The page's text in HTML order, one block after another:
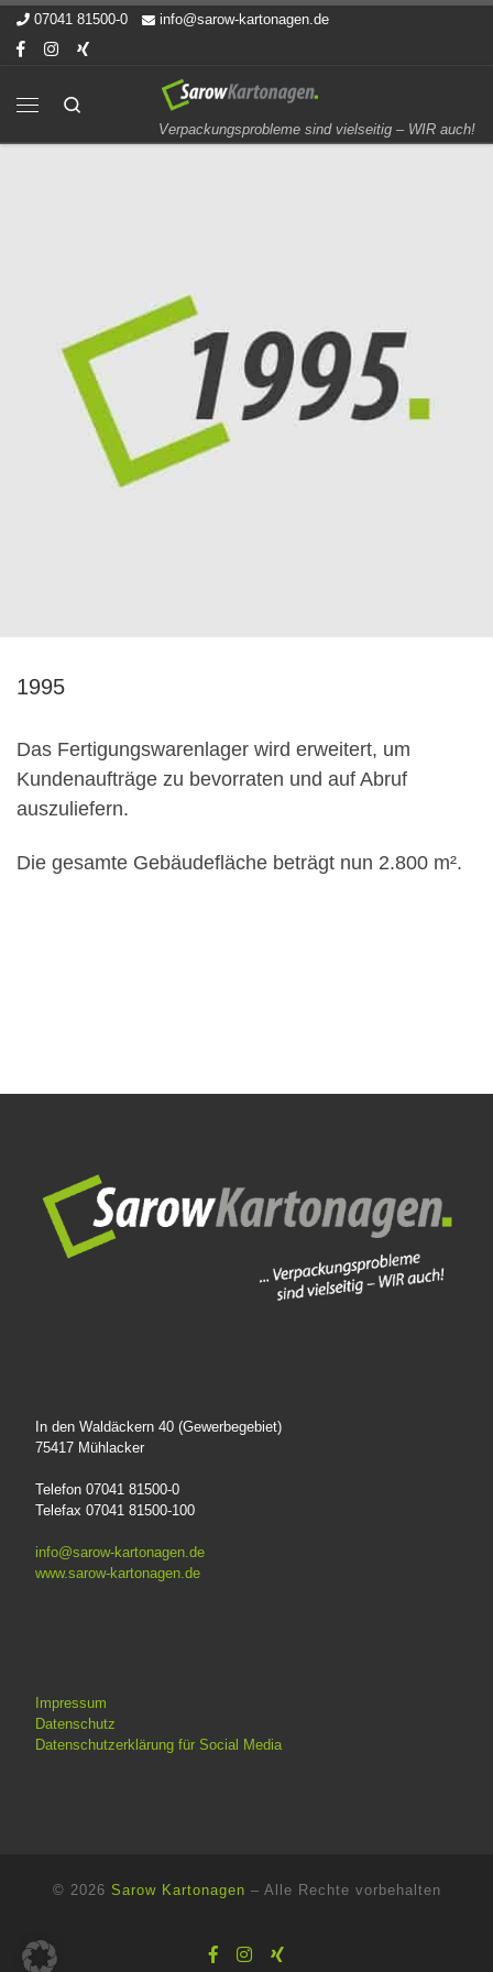
Zum Inhalt springen
07041 81500-0 info@sarow-kartonagen.de
Verpackungsprobleme sind vielseitig – WIR auch!
1995
Das Fertigungswarenlager wird erweitert, um
Kundenaufträge zu bevorraten und auf Abruf
auszuliefern.
Die gesamte Gebäudefläche beträgt nun 2.800 m².
In den Waldäckern 40 (Gewerbegebiet)
75417 Mühlacker
Telefon 07041 81500-0
Telefax 07041 81500-100
info@sarow-kartonagen.de
www.sarow-kartonagen.de
Impressum
Datenschutz
Datenschutzerklärung für Social Media
© 2026 Sarow Kartonagen – Alle Rechte vorbehalten